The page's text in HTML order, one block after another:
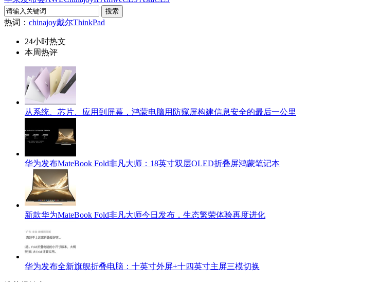
热词： chinajoy戴尔ThinkPad
24小时热文
本周热评
从系统、芯片、应用到屏幕，鸿蒙电脑用防窥屏构建信息安全的最后一公里
华为发布MateBook Fold非凡大师：18英寸双层OLED折叠屏鸿蒙笔记本
新款华为MateBook Fold非凡大师今日发布，生态繁荣体验再度进化
华为发布全新旗舰折叠电脑：十英寸外屏+十四英寸主屏三模切换